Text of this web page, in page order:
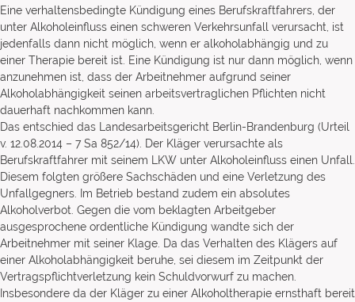
Eine verhaltensbedingte Kündigung eines Berufskraftfahrers, der
unter Alkoholeinfluss einen schweren Verkehrsunfall verursacht, ist
jedenfalls dann nicht möglich, wenn er alkoholabhängig und zu
einer Therapie bereit ist. Eine Kündigung ist nur dann möglich, wenn
anzunehmen ist, dass der Arbeitnehmer aufgrund seiner
Alkoholabhängigkeit seinen arbeitsvertraglichen Pflichten nicht
dauerhaft nachkommen kann.
Das entschied das Landesarbeitsgericht Berlin-Brandenburg (Urteil
v. 12.08.2014 – 7 Sa 852/14). Der Kläger verursachte als
Berufskraftfahrer mit seinem LKW unter Alkoholeinfluss einen Unfall.
Diesem folgten größere Sachschäden und eine Verletzung des
Unfallgegners. Im Betrieb bestand zudem ein absolutes
Alkoholverbot. Gegen die vom beklagten Arbeitgeber
ausgesprochene ordentliche Kündigung wandte sich der
Arbeitnehmer mit seiner Klage. Da das Verhalten des Klägers auf
einer Alkoholabhängigkeit beruhe, sei diesem im Zeitpunkt der
Vertragspflichtverletzung kein Schuldvorwurf zu machen.
Insbesondere da der Kläger zu einer Alkoholtherapie ernsthaft bereit